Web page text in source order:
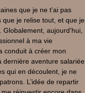
que je ne t’ai pas
je relise tout, et que je
aujourd’hui,
à ma vie
conduit à créer mon
dernière aventure salariée
qui en découlent, je ne
L’idée de repartir